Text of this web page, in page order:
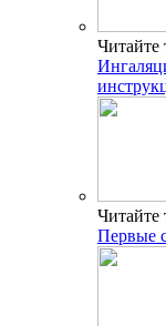
Читайте
Читайте
Первые